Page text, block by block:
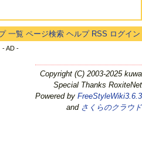
一覧 ページ検索 ヘルプ RSS ログイン
- AD -
Copyright (C) 2003-2025 kuwa
Special Thanks RoxiteNet
Powered by FreeStyleWiki3.6.3
and さくらのクラウド